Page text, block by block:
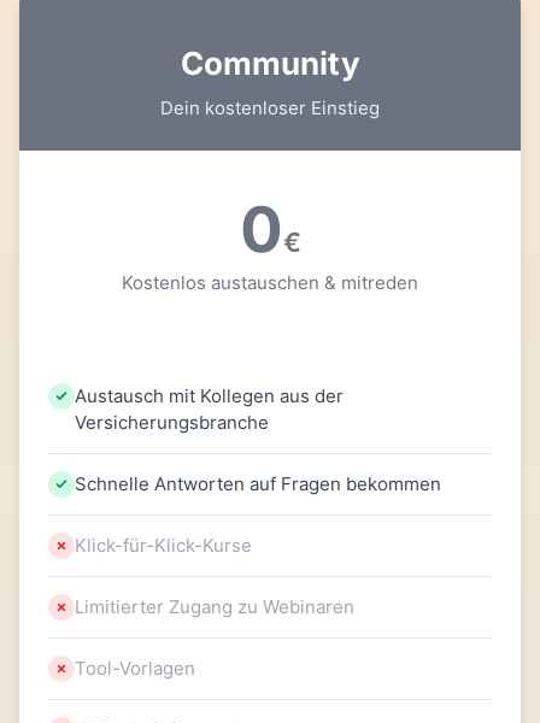
Community
Dein kostenloser Einstieg
0€
Kostenlos austauschen & mitreden
Austausch mit Kollegen aus der
Versicherungsbranche
Schnelle Antworten auf Fragen bekommen
Klick-für-Klick-Kurse
Limitierter Zugang zu Webinaren
Tool-Vorlagen